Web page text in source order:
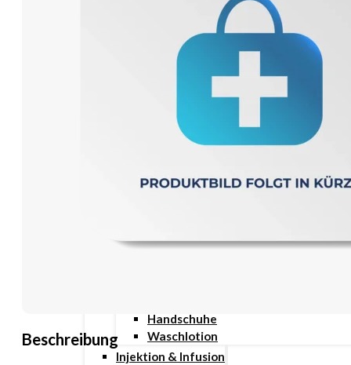
Wundcremes & Spray
Pen Nadeln
Stechhilfen
Ernährung & Trinkhilfen
Hygiene & Pflege
Handschuhe
Waschlotion
Injektion & Infusion
Beschreibung